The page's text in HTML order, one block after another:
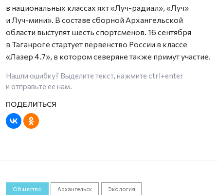
в национальных классах яхт «Луч-радиал», «Луч»
и Луч-мини». В составе сборной Архангельской
области выступят шесть спортсменов. 16 сентября
в Таганроге стартует первенство России в классе
«Лазер 4.7», в котором северяне также примут участие.
Нашли ошибку? Выделите текст, нажмите ctrl+enter
и отправьте ее нам.
Общество Архангельск Экология